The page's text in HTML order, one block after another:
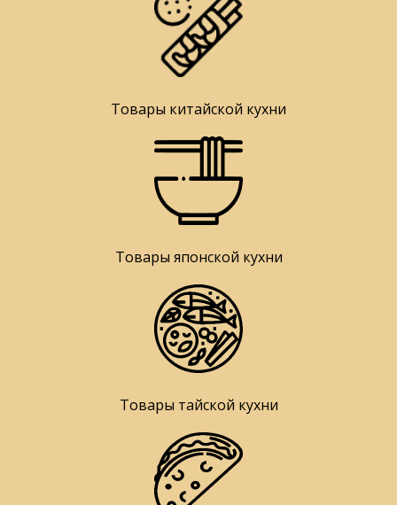
Товары китайской кухни
Товары японской кухни
Товары тайской кухни